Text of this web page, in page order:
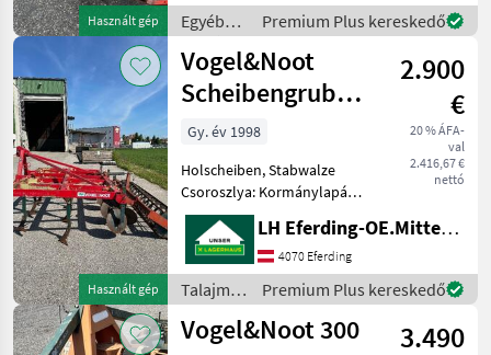
Használt gép
Egyéb
mezőgazdasági
erőgépek
/
Vogel&Noot
Premium Plus kereskedő
Használt gép
Vogel&Noot
Scheibengrubber
3M
2.900
€
20 % ÁFA-
val
2.416,67 €
nettó
Gy. év 1998
Holscheiben, Stabwalze
Csoroszlya: Kormánylapát
toldat Talajművelő gépek
Kombinált magágykészítő
gépek
LH Eferding-OE.Mitte, Eferding
4070 Eferding
Talajművelő
gépek /
Vogel&Noot
Premium Plus kereskedő
Vogel&Noot 300
3.490